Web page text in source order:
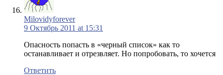
Milovidyforever
9 Октябрь 2011 at 15:31
Опасность попасть в «черный список» как то
останавливает и отрезвляет. Но попробовать, то хочется
Ответить